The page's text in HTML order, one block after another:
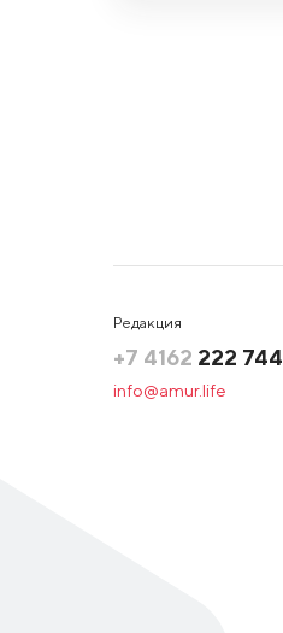
Редакция
+7 4162 222 744
info@amur.life